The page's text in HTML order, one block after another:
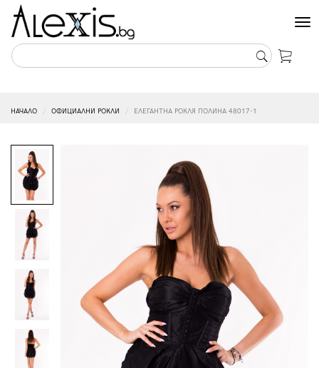
НАЧАЛО ОФИЦИАЛНИ РОКЛИ ЕЛЕГАНТНА РОКЛЯ ПОЛИНА 48017-1